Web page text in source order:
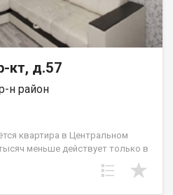
кт, д.57
н район
квартира в Центральном
меньше действует только в
подходящую как
Удобное расположение